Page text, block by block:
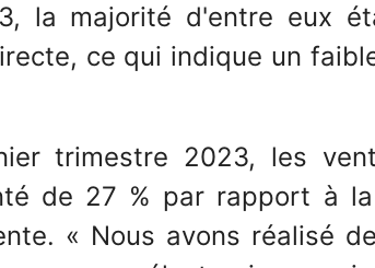
la majorité d'entre eux
ce qui indique un
trimestre 2023, les
de 27 % par rapport à
« Nous avons réalisé